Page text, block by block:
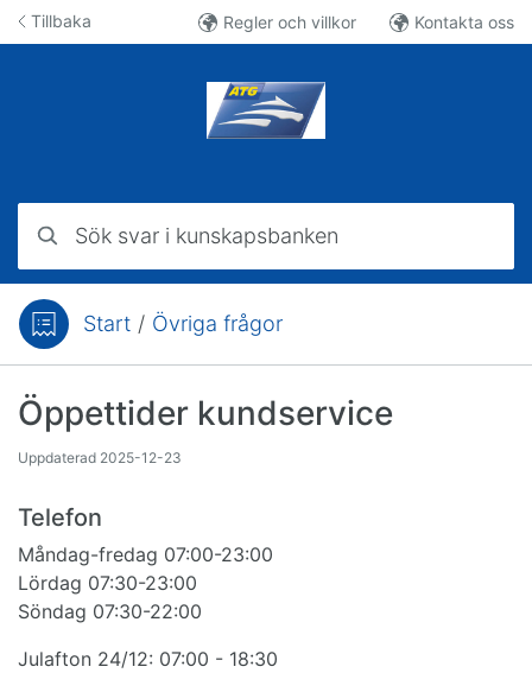
Hoppa till innehåll
Tillbaka Regler och villkor Kontakta oss
Du är här:Start / Övriga frågor
Öppettider kundservice
Uppdaterad 2025-12-23
Telefon
Måndag-fredag 07:00-23:00
Lördag 07:30-23:00
Söndag 07:30-22:00
Julafton 24/12: 07:00 - 18:30